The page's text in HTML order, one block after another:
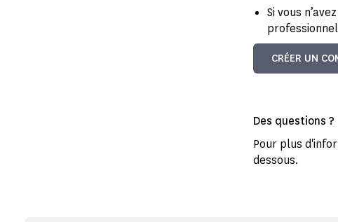
Si vous
CRÉER UN
Des questions ?
Pour plus
dessous.